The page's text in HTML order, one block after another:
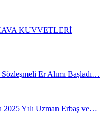
KUVVETLERİ
Er Alımı Başladı…
2025 Yılı Uzman Erbaş ve…